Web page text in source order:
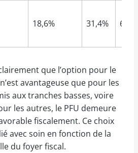
18,6% 31,4%
que l’option pour le
avantageuse que pour les
aux tranches basses, voire
les autres, le PFU demeure
fiscalement. Ce choix
avec soin en fonction de la
du foyer fiscal.